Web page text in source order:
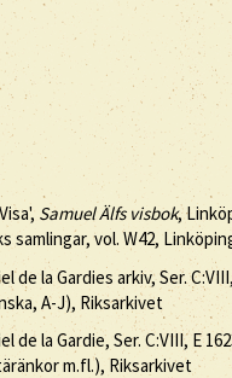
Samuel Älfs visbok,
samlingar, vol. W42,
de la Gardies arkiv, Ser.
A-J), Riksarkivet
de la Gardie, Ser. C:VIII, E
m.fl.), Riksarkivet